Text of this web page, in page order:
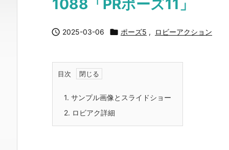
1088「PRポーズ11」
 2025-03-06  ポーズ5 , ロビーアクション
目次
1. サンプル画像とスライドショー
2. ロビアク詳細